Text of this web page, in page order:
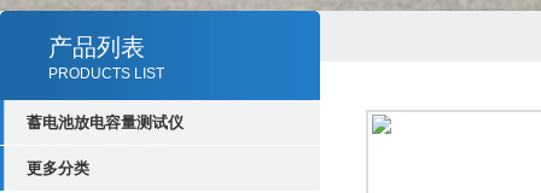
产品列表
PRODUCTS LIST
蓄电池放电容量测试仪
更多分类